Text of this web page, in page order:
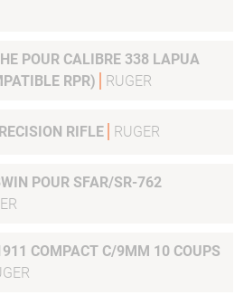
POUR CALIBRE 338 LAPUA
RPR)
RUGER
RIFLE RUGER
POUR SFAR/SR-762
COMPACT C/9MM 10 COUPS